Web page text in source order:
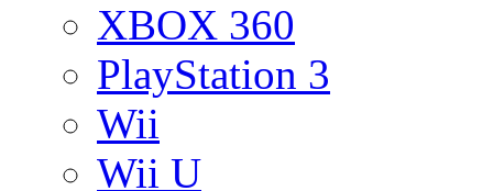
XBOX 360
PlayStation 3
Wii
Wii U